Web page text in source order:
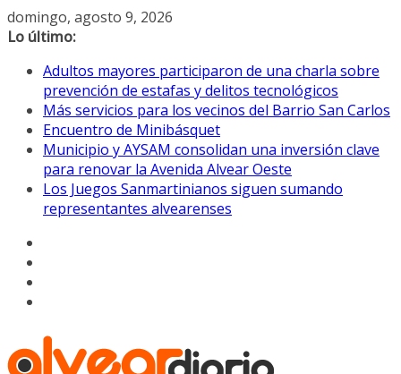
Saltar
al
domingo, agosto 9, 2026
Lo último:
Adultos mayores participaron de una charla sobre
prevención de estafas y delitos tecnológicos
Más servicios para los vecinos del Barrio San Carlos
Encuentro de Minibásquet
Municipio y AYSAM consolidan una inversión clave
para renovar la Avenida Alvear Oeste
Los Juegos Sanmartinianos siguen sumando
representantes alvearenses